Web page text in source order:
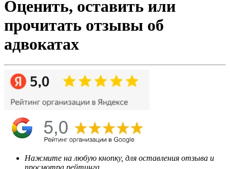
Оценить, оставить или
прочитать отзывы об
адвокатах
Нажмите на любую кнопку, для оставления отзыва и